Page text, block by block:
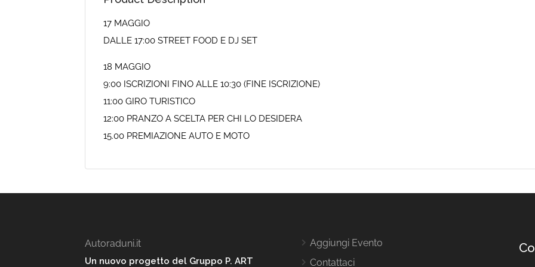
17 MAGGIO
DALLE 17:00 STREET FOOD E DJ SET
18 MAGGIO
9:00 ISCRIZIONI FINO ALLE 10:30 (FINE ISCRIZIONE)
11:00 GIRO TURISTICO
12:00 PRANZO A SCELTA PER CHI LO DESIDERA
15.00 PREMIAZIONE AUTO E MOTO
Autoraduni.it
Un nuovo progetto del Gruppo P. ART
Aggiungi Evento
Contattaci